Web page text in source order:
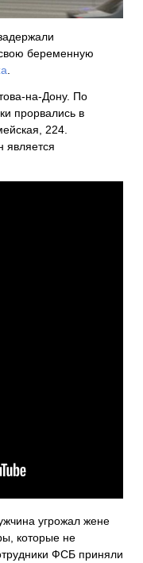
беременную
на-Дону. По
прорвались в
224.
является
угрожал жене
которые не
ФСБ приняли